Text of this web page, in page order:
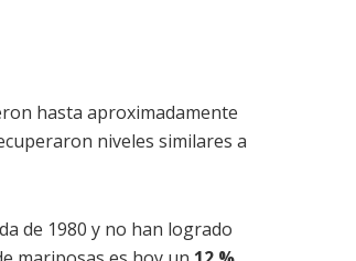
hasta aproximadamente
niveles similares a
de 1980 y no han logrado